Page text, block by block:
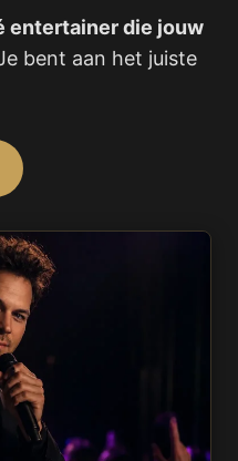
entertainer die jouw
bent aan het juiste